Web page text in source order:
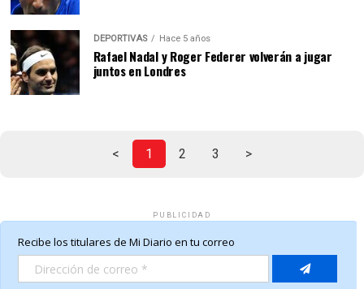
DEPORTIVAS Hace 5 años
Rafael Nadal y Roger Federer volverán a jugar
juntos en Londres
< 1 2 3 >
PUBLICIDAD